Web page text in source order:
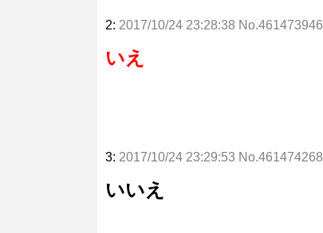
2: 2017/10/24 23:28:38 No.461473946
いえ
3: 2017/10/24 23:29:53 No.461474268
いいえ